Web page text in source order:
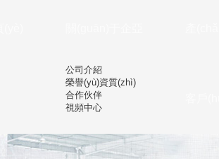
公司介紹
榮譽(yù)資質(zhì)
合作伙伴
視頻中心